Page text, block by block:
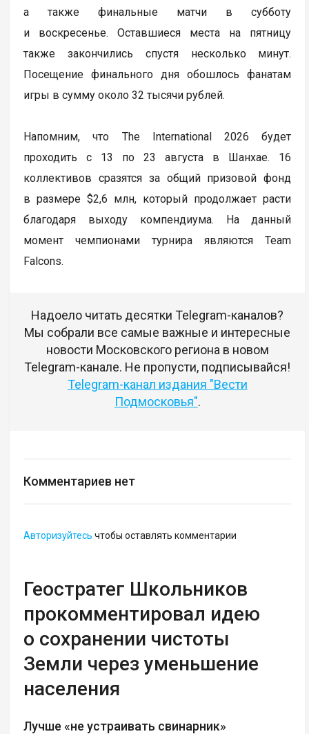
а также финальные матчи в субботу
и воскресенье. Оставшиеся места на пятницу
также закончились спустя несколько минут.
Посещение финального дня обошлось фанатам
игры в сумму около 32 тысячи рублей.
Напомним, что The International 2026 будет
проходить с 13 по 23 августа в Шанхае. 16
коллективов сразятся за общий призовой фонд
в размере $2,6 млн, который продолжает расти
благодаря выходу компендиума. На данный
момент чемпионами турнира являются Team
Falcons.
Надоело читать десятки Telegram-каналов?
Мы собрали все самые важные и интересные
новости Московского региона в новом
Telegram-канале. Не пропусти, подписывайся!
Telegram-канал издания "Вести
Подмосковья".
Комментариев нет
Авторизуйтесь чтобы оставлять комментарии
Геостратег Школьников
прокомментировал идею
о сохранении чистоты
Земли через уменьшение
населения
Лучше «не устраивать свинарник»